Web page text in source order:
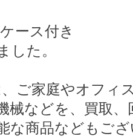
ース付き
した。
ご家庭やオフィ
械などを、買取
な商品などもご